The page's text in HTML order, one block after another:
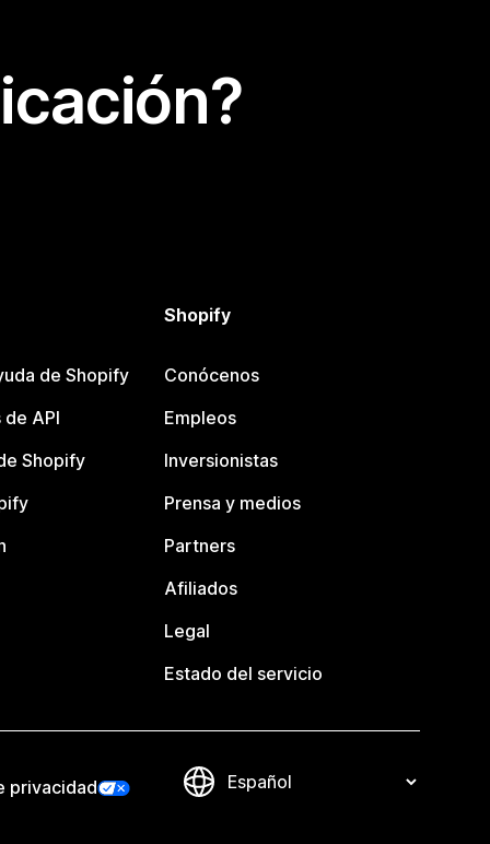
de Shopify
API
Shopify
Shopify
Conócenos
Empleos
Inversionistas
Prensa y medios
Partners
Afiliados
Legal
Estado del servicio
privacidad